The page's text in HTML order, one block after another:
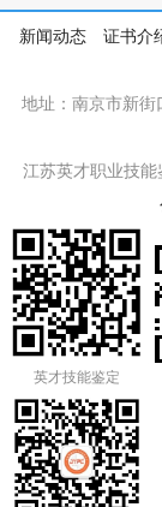
新闻动态 证书介
地址：南京市新
江苏英才职业技
英才技能鉴定